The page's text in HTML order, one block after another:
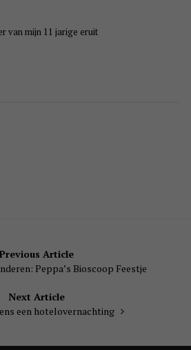
van mijn 11 jarige eruit
Previous Article
Peppa’s Bioscoop Feestje
Next Article
een hotelovernachting